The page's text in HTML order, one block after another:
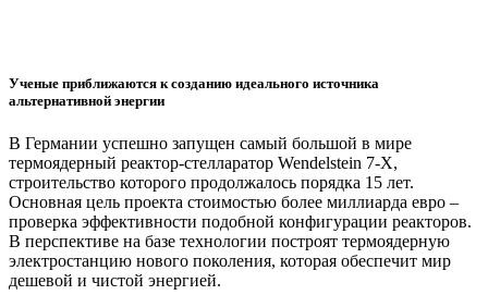
Ученые приближаются к созданию идеального источника
альтернативной энергии
В Германии успешно запущен самый большой в мире
термоядерный реактор-стелларатор Wendelstein 7-X,
строительство которого продолжалось порядка 15 лет.
Основная цель проекта стоимостью более миллиарда евро –
проверка эффективности подобной конфигурации реакторов.
В перспективе на базе технологии построят термоядерную
электростанцию нового поколения, которая обеспечит мир
дешевой и чистой энергией.